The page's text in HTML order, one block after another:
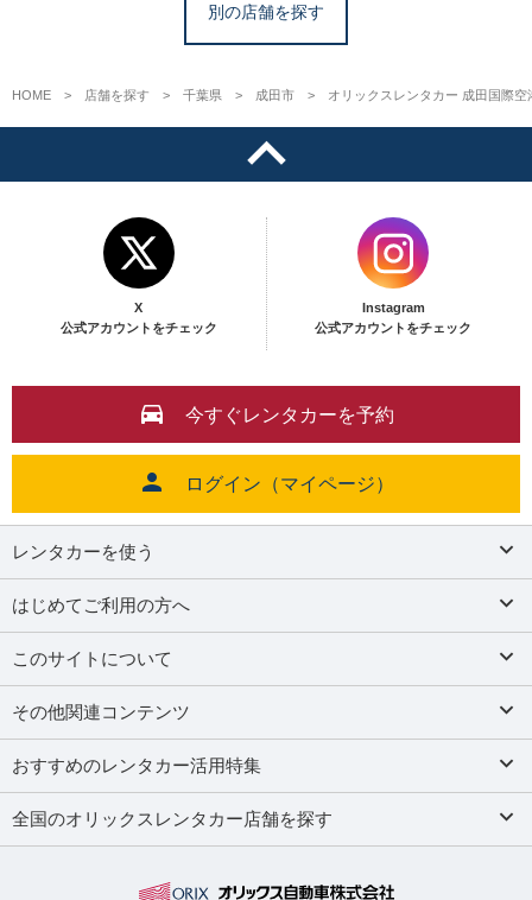
別の店舗を探す
HOME 店舗を探す 千葉県 成田市 オリックスレンタカー 成田国際空
X
公式アカウントをチェック
Instagram
公式アカウントをチェック
今すぐレンタカーを予約
ログイン（マイページ）
レンタカーを使う
はじめてご利用の方へ
このサイトについて
その他関連コンテンツ
おすすめのレンタカー活用特集
全国のオリックスレンタカー店舗を探す